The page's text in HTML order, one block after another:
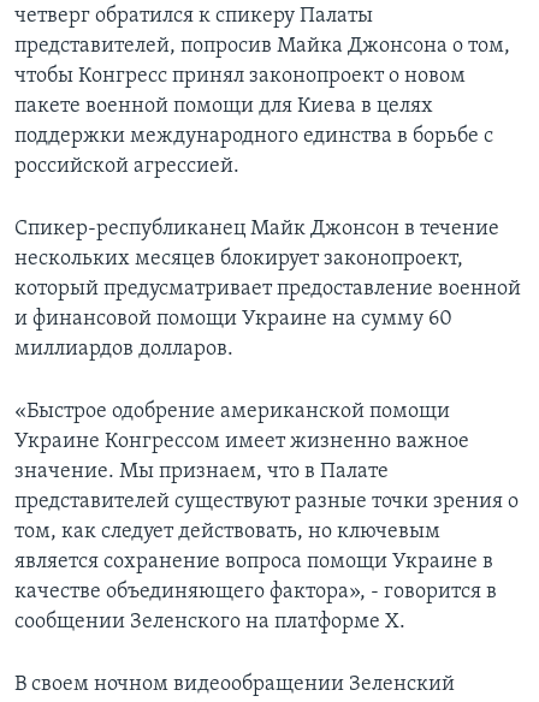
четверг обратился к спикеру Палаты
представителей, попросив Майка Джонсона о том,
чтобы Конгресс принял законопроект о новом
пакете военной помощи для Киева в целях
поддержки международного единства в борьбе с
российской агрессией.
Спикер-республиканец Майк Джонсон в течение
нескольких месяцев блокирует законопроект,
который предусматривает предоставление военной
и финансовой помощи Украине на сумму 60
миллиардов долларов.
«Быстрое одобрение американской помощи
Украине Конгрессом имеет жизненно важное
значение. Мы признаем, что в Палате
представителей существуют разные точки зрения о
том, как следует действовать, но ключевым
является сохранение вопроса помощи Украине в
качестве объединяющего фактора», - говорится в
сообщении Зеленского на платформе Х.
В своем ночном видеообращении Зеленский